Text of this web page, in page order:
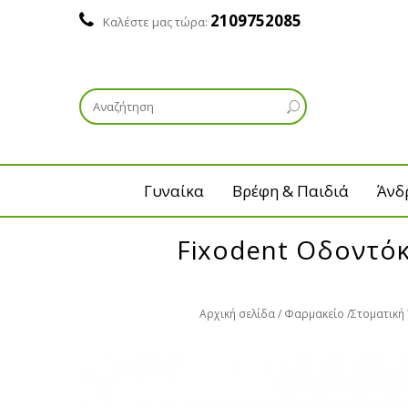
Καλέστε μας τώρα: 2109752085
Γυναίκα Βρέφη & Παιδιά
Fixodent
Αρχική σελίδα Φαρμακείο Στοματική